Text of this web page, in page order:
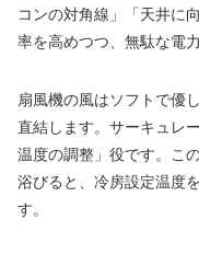
コンの対角線」「天井に
率を高めつつ、無駄な電
扇風機の風はソフトで優
直結します。サーキュレ
温度の調整」役です。こ
浴びると、冷房設定温度
す。